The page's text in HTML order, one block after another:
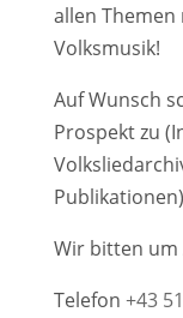
allen
Volksmusik!
Auf Wunsch
Prospekt zu
Wir bitten um
Telefon +43